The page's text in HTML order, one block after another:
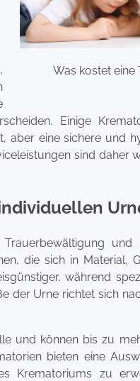
Was kostet eine
Einige
aber eine sichere und
sind daher
die sich in Material,
während
der Urne richtet sich
und können bis zu
bieten eine
Krematoriums zu